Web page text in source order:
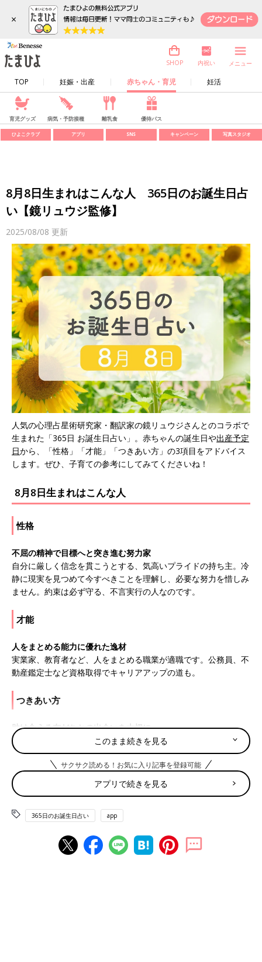
×
TOP 妊娠・出産 赤ちゃん・育児 妊活
SHOP 内祝い メニュー
育児グッズ 病気・予防接種 離乳食 優待パス
ひよこクラブ アプリ SNS キャンペーン 写真スタジオ
8月8日生まれはこんな人 365日のお誕生日占
い【鏡リュウジ監修】
2025/08/08 更新
人気の心理占星術研究家・翻訳家の鏡リュウジさんとのコラボで
生まれた「365日 お誕生日占い」。赤ちゃんの誕生日や出産予定
日から、「性格」「才能」「つきあい方」の3項目をアドバイス
します。ぜひ、子育ての参考にしてみてくださいね！
8月8日生まれはこんな人
性格
不屈の精神で目標へと突き進む努力家
自分に厳しく信念を貫こうとする、気高いプライドの持ち主。冷
静に現実を見つめて今すべきことを理解し、必要な努力を惜しみ
ません。約束は必ず守る、不言実行の人なのです。
才能
人をまとめる能力に優れた逸材
実業家、教育者など、人をまとめる職業が適職です。公務員、不
動産鑑定士など資格取得でキャリアアップの道も。
つきあい方
助け合える友だちとの出会いを大切に
頑張り屋さんなだけに甘えるのが苦手。無理しすぎないよう目を
配り、助け合える友だちとの出会いの場を大切に。
笑いの日 そろばんの日 白玉の日 タコの日
修★たまひよ365日のお誕生日占い
このまま続きを見る
サクサク読める！お気に入り記事を登録可能
アプリで続きを見る
365日のお誕生日占い app